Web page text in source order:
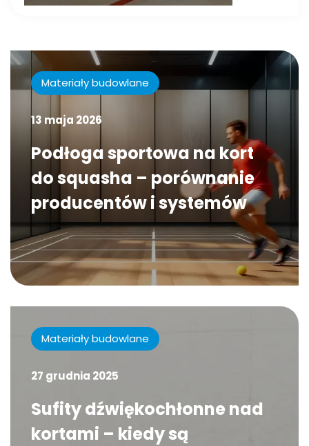
Materiały budowlane
13 maja 2026
Podłoga sportowa na kort
do squasha – porównanie
producentów i systemów
Materiały budowlane
27 grudnia 2025
Sufity dźwiękochłonne nad
kortami – kiedy są